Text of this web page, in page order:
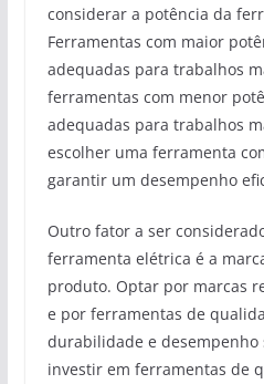
considerar a potência da
Ferramentas com maior
adequadas para trabalhos
ferramentas com menor
adequadas para trabalhos
escolher uma ferramenta
garantir um desempenho
Outro fator a ser
ferramenta elétrica é a
produto. Optar por marcas
e por ferramentas de
durabilidade e
investir em ferramentas de